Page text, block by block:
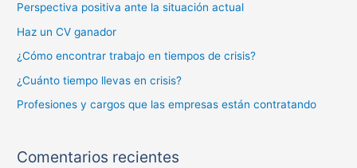
Perspectiva positiva ante la situación actual
Haz un CV ganador
¿Cómo encontrar trabajo en tiempos de crisis?
¿Cuánto tiempo llevas en crisis?
Profesiones y cargos que las empresas están contratando
Comentarios recientes